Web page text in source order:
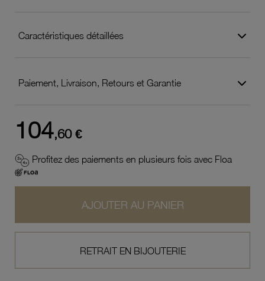
Caractéristiques détaillées
Paiement, Livraison, Retours et Garantie
104,60 €
Profitez des paiements en plusieurs fois avec Floa
AJOUTER AU PANIER
RETRAIT EN BIJOUTERIE